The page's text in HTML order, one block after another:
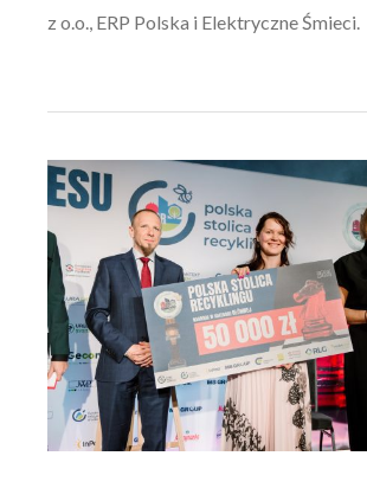
z o.o., ERP Polska i Elektryczne Śmieci.